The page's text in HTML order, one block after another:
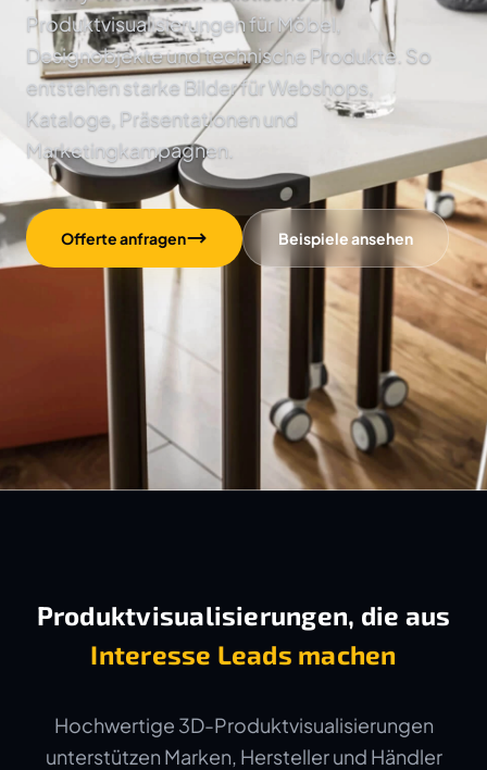
Produktvisualisierungen für Möbel,
Designobjekte und technische Produkte. So
entstehen starke Bilder für Webshops,
Kataloge, Präsentationen und
Marketingkampagnen.
Offerte anfragen Beispiele ansehen
Produktvisualisierungen, die aus
Interesse Leads machen
Hochwertige 3D-Produktvisualisierungen
unterstützen Marken, Hersteller und Händler